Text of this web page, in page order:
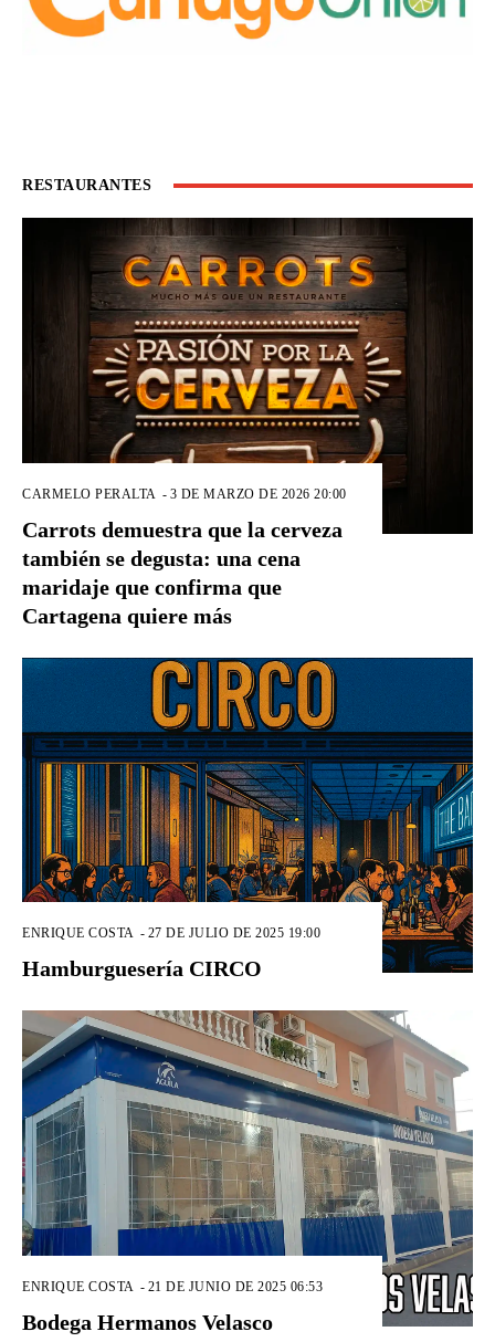
RESTAURANTES
CARMELO PERALTA - 3 DE MARZO DE 2026 20:00
Carrots demuestra que la cerveza
también se degusta: una cena
maridaje que confirma que
Cartagena quiere más
ENRIQUE COSTA - 27 DE JULIO DE 2025 19:00
Hamburguesería CIRCO
ENRIQUE COSTA - 21 DE JUNIO DE 2025 06:53
Bodega Hermanos Velasco